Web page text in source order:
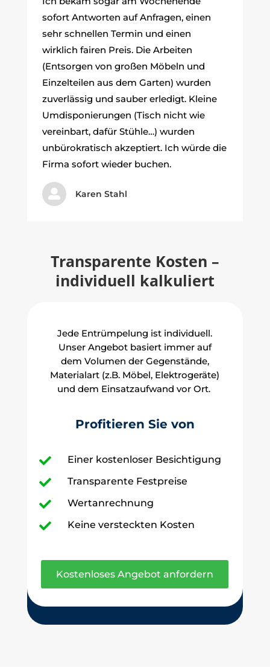
sofort Antworten auf Anfragen, einen
sehr schnellen Termin und einen
wirklich fairen Preis. Die Arbeiten
(Entsorgen von großen Möbeln und
Einzelteilen aus dem Garten) wurden
zuverlässig und sauber erledigt. Kleine
Umdisponierungen (Tisch nicht wie
vereinbart, dafür Stühle…) wurden
unbürokratisch akzeptiert. Ich würde die
Firma sofort wieder buchen.
 Karen Stahl
Transparente Kosten –
individuell kalkuliert
Jede Entrümpelung ist individuell.
Unser Angebot basiert immer auf
dem Volumen der Gegenstände,
Materialart (z.B. Möbel, Elektrogeräte)
und dem Einsatzaufwand vor Ort.
Profitieren Sie von
 Einer kostenloser Besichtigung
 Transparente Festpreise
 Wertanrechnung
 Keine versteckten Kosten
Kostenloses Angebot anfordern